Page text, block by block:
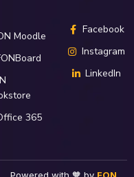
Moodle
365
Facebook
Instagram
LinkedIn